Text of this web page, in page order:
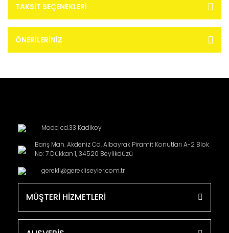
TAKSIT SEÇENEKLERI
ÖNERILERINIZ
Moda cd.33 Kadikoy
Barış Mah. Akdeniz Cd. Albayrak Piramit Konutları A-2 Blok
No: 7 Dükkan 1, 34520 Beylikdüzü
gerekli@gerekliseyler.com.tr
MÜŞTERİ HİZMETLERİ